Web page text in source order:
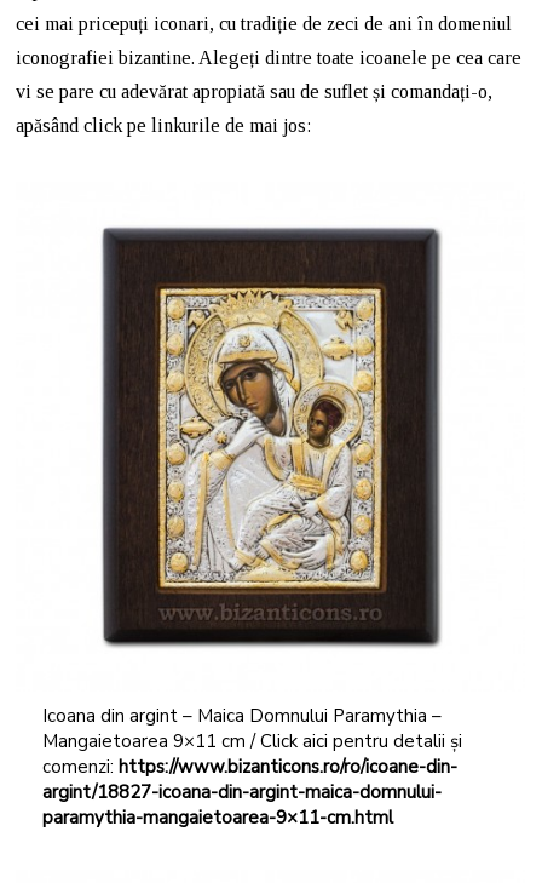
cei mai pricepuți iconari, cu tradiție de zeci de ani în domeniul
iconografiei bizantine. Alegeți dintre toate icoanele pe cea care
vi se pare cu adevărat apropiată sau de suflet și comandați-o,
apăsând click pe linkurile de mai jos:
Icoana din argint – Maica Domnului Paramythia –
Mangaietoarea 9×11 cm / Click aici pentru detalii și
comenzi: https://www.bizanticons.ro/ro/icoane-din-
argint/18827-icoana-din-argint-maica-domnului-
paramythia-mangaietoarea-9×11-cm.html